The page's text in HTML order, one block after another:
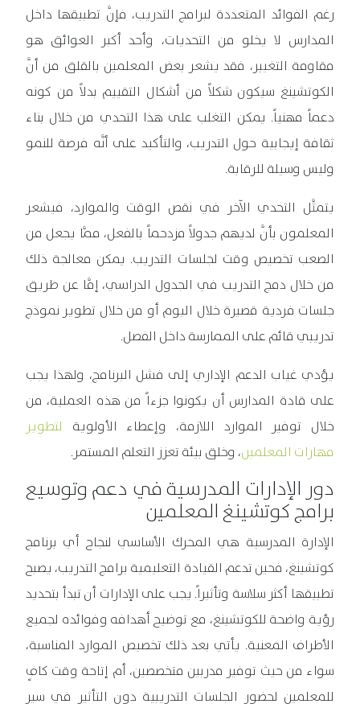
رغم الفوائد المتعددة لبرامج التدريب، فإنَّ تطبيقها داخل
المدارس لا يخلو من التحديات، وأحد أكبر العوائق هو
مقاومة التغيير، فقد يشعر بعض المعلمين بالقلق من أنَّ
الكوتشينغ سيكون شكلاً من أشكال التقييم بدلاً من كونه
دعماً مهنياً. يمكن التغلب على هذا التحدي من خلال بناء
ثقافة إيجابية حول التدريب، والتأكيد على أنَّه فرصة للنمو
وليس وسيلة للرقابة.
يتمثَّل التحدي الآخر في نقص الوقت والموارد، فيشعر
المعلمون بأنَّ لديهم جدولاً مزدحماً بالفعل، ممَّا يجعل من
الصعب تخصيص وقت لجلسات التدريب. يمكن معالجة ذلك
من خلال دمج التدريب في الجدول الدراسي، إمَّا عن طريق
جلسات فردية قصيرة خلال اليوم أو من خلال تطوير نموذج
تدريبي قائم على الممارسة داخل الفصل.
يؤدي غياب الدعم الإداري إلى فشل البرنامج، ولهذا يجب
على قادة المدارس أن يكونوا جزءاً من هذه العملية، من
خلال توفير الموارد اللازمة، وإعطاء الأولوية لتطوير
مهارات المعلمين، وخلق بيئة تعزز التعلم المستمر.
دور الإدارات المدرسية في دعم وتوسيع
برامج كوتشينغ المعلمين
الإدارة المدرسية هي المحرك الأساسي لنجاح أي برنامج
كوتشينغ، فحين تدعم القيادة التعليمية برامج التدريب، يصبح
تطبيقها أكثر سلاسة وتأثيراً. يجب على الإدارات أن تبدأ بتحديد
رؤية واضحة للكوتشينغ، مع توضيح أهدافه وفوائده لجميع
الأطراف المعنية. يأتي بعد ذلك تخصيص الموارد المناسبة،
سواء من حيث توفير مدربين متخصصين، أم إتاحة وقت كافٍ
للمعلمين لحضور الجلسات التدريبية دون التأثير في سير